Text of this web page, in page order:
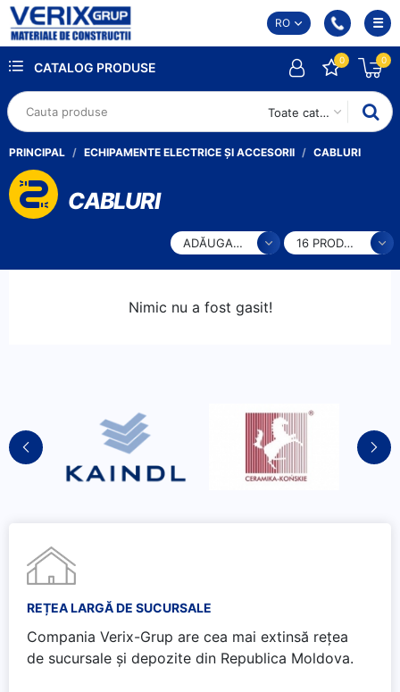
RO
CATALOG PRODUSE
Toate categoriile
0 0
PRINCIPAL ECHIPAMENTE ELECTRICE ȘI ACCESORII CABLURI
CABLURI
ADĂUGARE 16 PRODUSE
Nimic nu a fost gasit!
REȚEA LARGĂ DE SUCURSALE
Compania Verix-Grup are cea mai extinsă rețea
de sucursale și depozite din Republica Moldova.